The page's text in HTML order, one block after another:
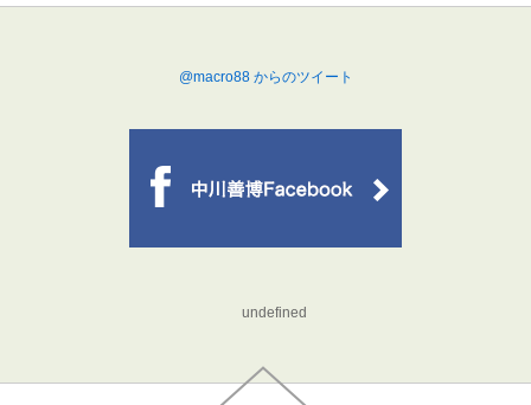
@macro88 からのツイート
undefined